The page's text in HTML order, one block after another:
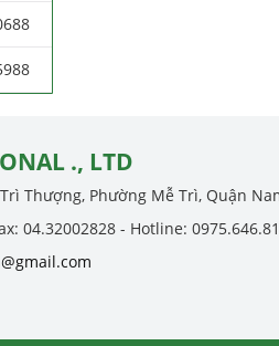
., LTD
Thượng, Phường Mễ Trì, Quận
04.32002828 - Hotline: